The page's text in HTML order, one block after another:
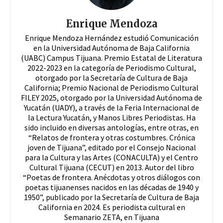
Enrique Mendoza
Enrique Mendoza Hernández estudió Comunicación
en la Universidad Autónoma de Baja California
(UABC) Campus Tijuana. Premio Estatal de Literatura
2022-2023 en la categoría de Periodismo Cultural,
otorgado por la Secretaría de Cultura de Baja
California; Premio Nacional de Periodismo Cultural
FILEY 2025, otorgado por la Universidad Autónoma de
Yucatán (UADY), a través de la Feria Internacional de
la Lectura Yucatán, y Manos Libres Periodistas. Ha
sido incluido en diversas antologías, entre otras, en
“Relatos de frontera y otras costumbres. Crónica
joven de Tijuana”, editado por el Consejo Nacional
para la Cultura y las Artes (CONACULTA) y el Centro
Cultural Tijuana (CECUT) en 2013. Autor del libro
“Poetas de frontera. Anécdotas y otros diálogos con
poetas tijuanenses nacidos en las décadas de 1940 y
1950”, publicado por la Secretaría de Cultura de Baja
California en 2024. Es periodista cultural en
Semanario ZETA, en Tijuana